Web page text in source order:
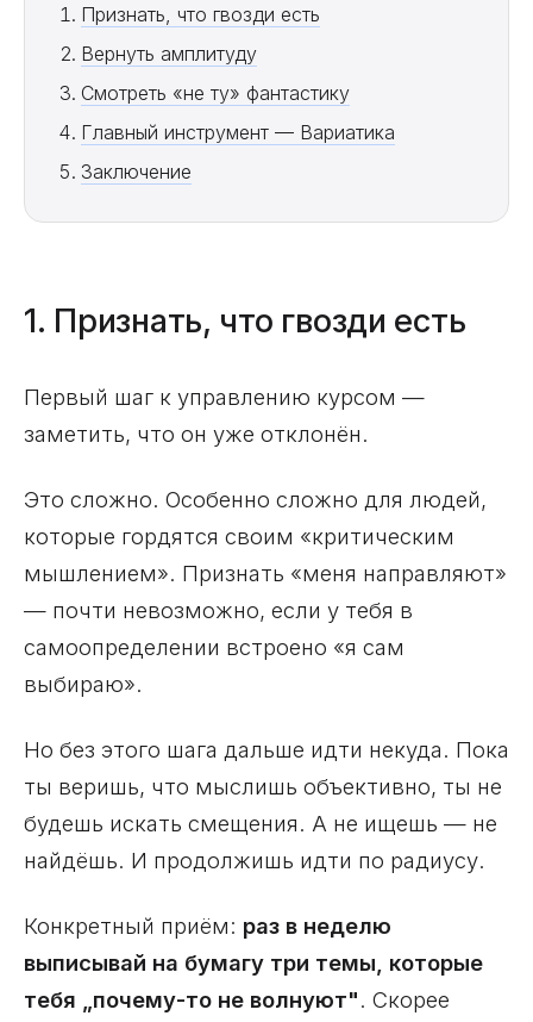
Признать, что гвозди есть
Вернуть амплитуду
Смотреть «не ту» фантастику
Главный инструмент — Вариатика
Заключение
1. Признать, что гвозди есть
Первый шаг к управлению курсом —
заметить, что он уже отклонён.
Это сложно. Особенно сложно для людей,
которые гордятся своим «критическим
мышлением». Признать «меня направляют»
— почти невозможно, если у тебя в
самоопределении встроено «я сам
выбираю».
Но без этого шага дальше идти некуда. Пока
ты веришь, что мыслишь объективно, ты не
будешь искать смещения. А не ищешь — не
найдёшь. И продолжишь идти по радиусу.
Конкретный приём: раз в неделю
выписывай на бумагу три темы, которые
тебя „почему-то не волнуют". Скорее